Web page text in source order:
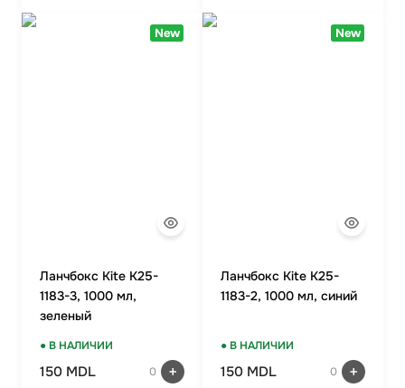
New
Ланчбокс Kite K25-
1183-3, 1000 мл,
зеленый
● В НАЛИЧИИ
150 MDL 0
New
Ланчбокс Kite K25-
1183-2, 1000 мл, синий
● В НАЛИЧИИ
150 MDL 0